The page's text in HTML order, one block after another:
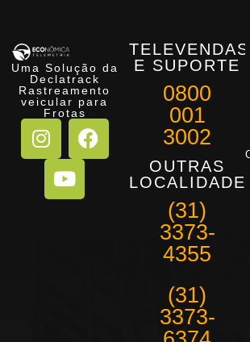
Uma Solução da
Declatrack
Rastreamento
veicular para
Frotas
TELEVENDAS
E SUPORTE
0800
001
3002
OUTRAS
LOCALIDADES
(31)
3373-
4355
(31)
3373-